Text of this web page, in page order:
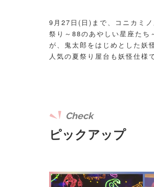
9月27日(日)まで、コニカミ
祭り～88のあやしい星座た
が、鬼太郎をはじめとした
人気の夏祭り屋台も妖怪仕様
ピックアップ
Check